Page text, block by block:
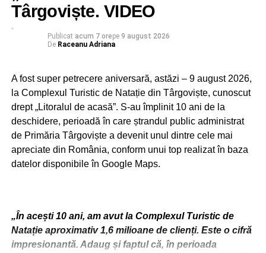
Târgoviște. VIDEO
Publicat acum 7 orepe 9 august 2026
De Raceanu Adriana
A fost super petrecere aniversară, astăzi – 9 august 2026,
la Complexul Turistic de Natație din Târgoviște, cunoscut
drept „Litoralul de acasă”. S-au împlinit 10 ani de la
deschidere, perioadă în care ștrandul public administrat
de Primăria Târgoviște a devenit unul dintre cele mai
apreciate din România, conform unui top realizat în baza
datelor disponibile în Google Maps.
„În acești 10 ani, am avut la Complexul Turistic de
Natație aproximativ 1,6 milioane de clienți. Este o cifră
impresionantă. Adaug și faptul că, în perioada